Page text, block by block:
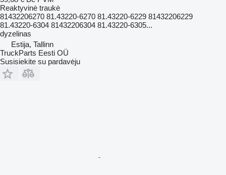
Reaktyvinė traukė
81432206270 81.43220-6270 81.43220-6229 81432206229
81.43220-6304 81432206304 81.43220-6305...
dyzelinas
Estija, Tallinn
TruckParts Eesti OÜ
Susisiekite su pardavėju